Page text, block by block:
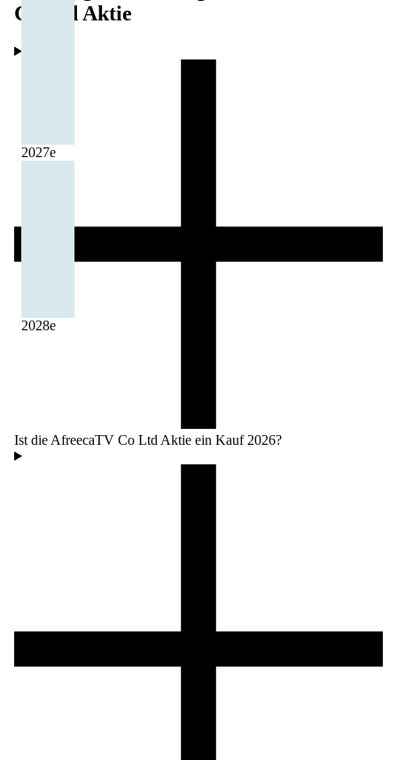
2027e
2028e
Co Ltd Aktie
Ist die AfreecaTV Co Ltd Aktie ein Kauf 2026?